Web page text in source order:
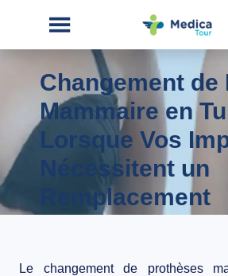
CHIRURGIE
INTERVENTIONS
Changement de
Mammaire en
Lorsque Vos
Nécessitent un
Remplacement
Le changement de prothèses